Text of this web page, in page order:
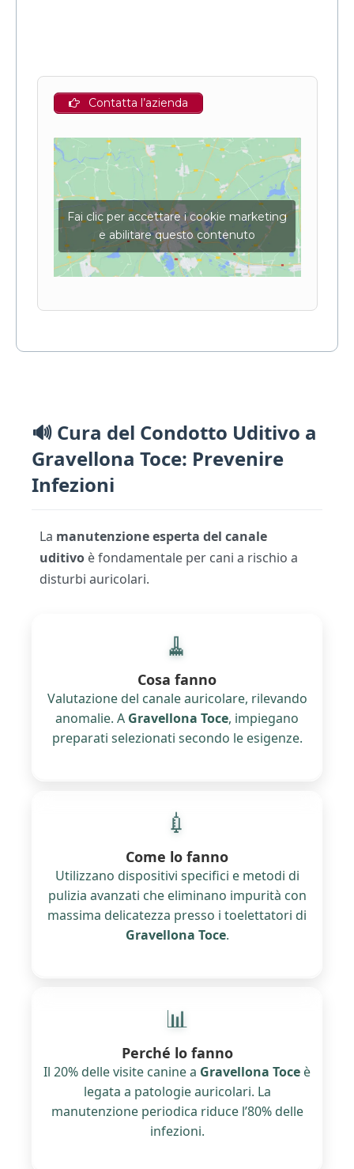
Contatta l’azienda
Fai clic per accettare i cookie marketing
e abilitare questo contenuto
🔊 Cura del Condotto Uditivo a
Gravellona Toce: Prevenire
Infezioni
La manutenzione esperta del canale
uditivo è fondamentale per cani a rischio a
disturbi auricolari.
🧹
Cosa fanno
Valutazione del canale auricolare, rilevando
anomalie. A Gravellona Toce, impiegano
preparati selezionati secondo le esigenze.
💉
Come lo fanno
Utilizzano dispositivi specifici e metodi di
pulizia avanzati che eliminano impurità con
massima delicatezza presso i toelettatori di
Gravellona Toce.
📊
Perché lo fanno
Il 20% delle visite canine a Gravellona Toce è
legata a patologie auricolari. La
manutenzione periodica riduce l’80% delle
infezioni.